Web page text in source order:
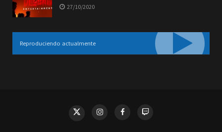
27/10/2020
Reproduciendo actualmente